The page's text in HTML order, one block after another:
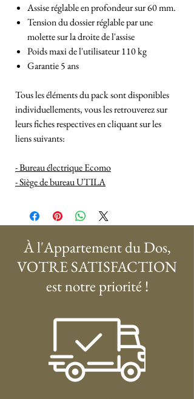
Assise réglable en profondeur sur 60 mm.
Tension du dossier réglable par une
molette sur la droite de l'assise
Poids maxi de l'utilisateur 110 kg
Garantie 5 ans
Tous les éléments du pack sont disponibles
individuellements, vous les retrouverez sur
leurs fiches respectives en cliquant sur les
liens suivants:
- Bureau électrique Ecomo
- Siège de bureau UTILA
À l'Appartement du Dos,
VOTRE SATISFACTION
est notre priorité !